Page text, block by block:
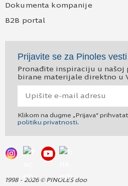
Dokumenta kompanije
B2B portal
Prijavite se za Pinoles vesti
Pronađite inspiraciju u
birane materijale direktno u
Klikom na dugme „Prijava“
politiku privatnosti.
1998 - 2026 © PINOLES doo